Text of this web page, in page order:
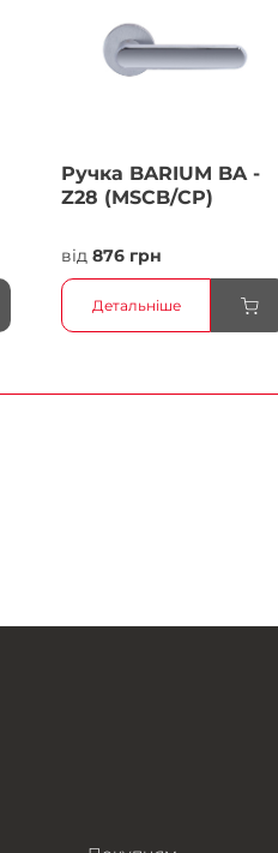
Ручка BARIUM BA -
Z28 (MSCB/CP)
від876 грн
Детальніше